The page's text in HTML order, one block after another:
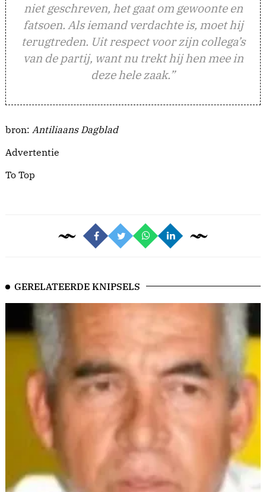
niet geschreven, het gaat om gewoonte en
fatsoen. Als iemand verdachte is, moet hij
terugtreden. Uit respect voor zijn collega’s
van de partij, want nu trekt hij hen mee in
deze hele zaak.”
bron: Antiliaans Dagblad
Advertentie
To Top
GERELATEERDE KNIPSELS